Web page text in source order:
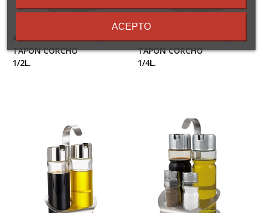
ACEITERA CRISTAL
TAPON CORCHO
1/2L.
6,93 €
ACEITERA CRISTAL
TAPON CORCHO
1/4L.
5,61 €
condiciones
ACEPTO